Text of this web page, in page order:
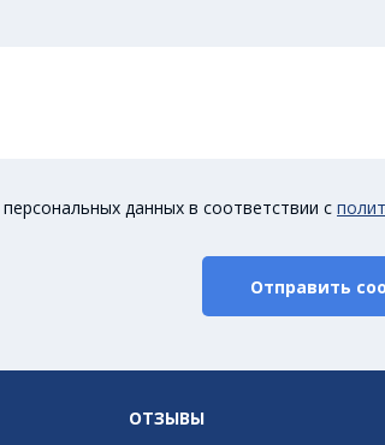
данных в соответствии с
Отправить
ОТЗЫВЫ